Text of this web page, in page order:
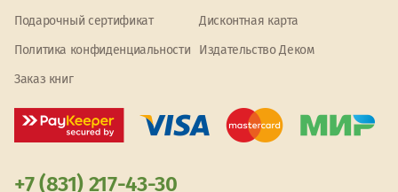
Подарочный сертификат
Дисконтная карта
Политика конфиденциальности
Издательство Деком
Заказ книг
+7 (831) 217-43-30